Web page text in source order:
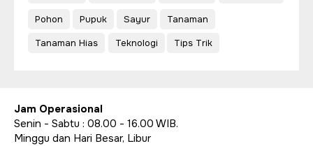
Pohon Pupuk Sayur
Tanaman
Tanaman Hias
Teknologi Tips Trik
Jam Operasional
Senin - Sabtu : 08.00 - 16.00 WIB.
Minggu dan Hari Besar, Libur